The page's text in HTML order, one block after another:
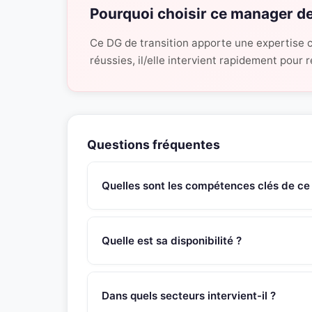
Pourquoi choisir ce manager
Ce DG de transition apporte une expertise
réussies, il/elle intervient rapidement pour
Questions fréquentes
Quelles sont les compétences clés de
approfondie en professionnelle expérimentée
Quelle est sa disponibilité ?
SNR Partners vérifie la disponibilité de chaque
Dans quels secteurs intervient-il ?